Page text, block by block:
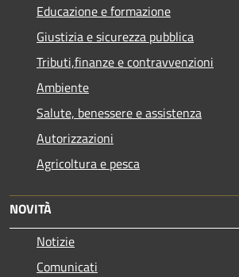
Educazione e formazione
Giustizia e sicurezza pubblica
Tributi,finanze e contravvenzioni
Ambiente
Salute, benessere e assistenza
Autorizzazioni
Agricoltura e pesca
NOVITÀ
Notizie
Comunicati